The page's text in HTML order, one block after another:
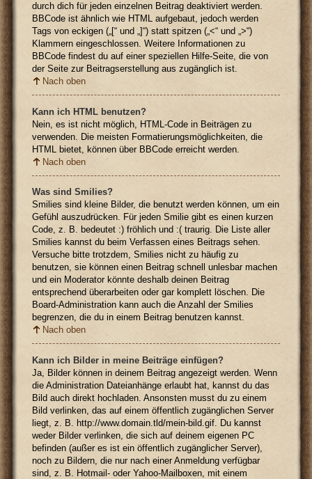
durch dich für jeden einzelnen Beitrag deaktiviert werden.
BBCode ist ähnlich wie HTML aufgebaut, jedoch werden
Tags von eckigen („[“ und „]“) statt spitzen („<“ und „>“)
Klammern eingeschlossen. Weitere Informationen zu
BBCode findest du auf einer speziellen Hilfe-Seite, die von
der Seite zur Beitragserstellung aus zugänglich ist.
Nach oben
Kann ich HTML benutzen?
Nein, es ist nicht möglich, HTML-Code in Beiträgen zu
verwenden. Die meisten Formatierungsmöglichkeiten, die
HTML bietet, können über BBCode erreicht werden.
Nach oben
Was sind Smilies?
Smilies sind kleine Bilder, die benutzt werden können, um ein
Gefühl auszudrücken. Für jeden Smilie gibt es einen kurzen
Code, z. B. bedeutet :) fröhlich und :( traurig. Die Liste aller
Smilies kannst du beim Verfassen eines Beitrags sehen.
Versuche bitte trotzdem, Smilies nicht zu häufig zu
benutzen, sie können einen Beitrag schnell unlesbar machen
und ein Moderator könnte deshalb deinen Beitrag
entsprechend überarbeiten oder gar komplett löschen. Die
Board-Administration kann auch die Anzahl der Smilies
begrenzen, die du in einem Beitrag benutzen kannst.
Nach oben
Kann ich Bilder in meine Beiträge einfügen?
Ja, Bilder können in deinem Beitrag angezeigt werden. Wenn
die Administration Dateianhänge erlaubt hat, kannst du das
Bild auch direkt hochladen. Ansonsten musst du zu einem
Bild verlinken, das auf einem öffentlich zugänglichen Server
liegt, z. B. http://www.domain.tld/mein-bild.gif. Du kannst
weder Bilder verlinken, die sich auf deinem eigenen PC
befinden (außer es ist ein öffentlich zugänglicher Server),
noch zu Bildern, die nur nach einer Anmeldung verfügbar
sind, z. B. Hotmail- oder Yahoo-Mailboxen, mit einem